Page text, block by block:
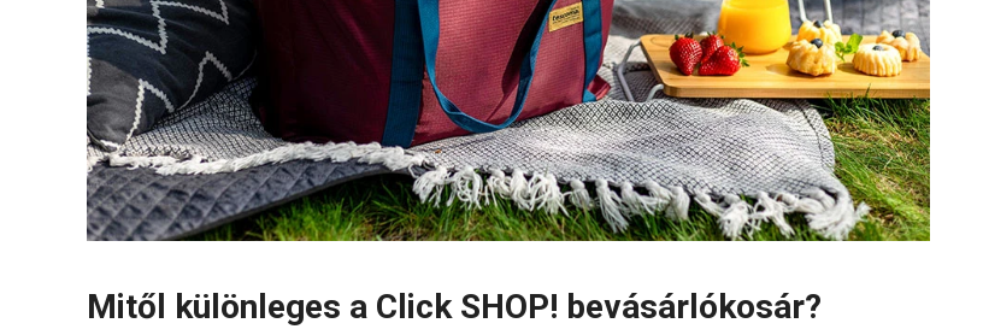
Mitől különleges a Click SHOP! bevásárlókosár?